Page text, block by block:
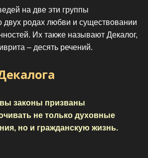
на две эти группы
двух родах любви и существовании
Их также называют Декалог,
– десять речений.
законы призваны
не только духовные
но и гражданскую жизнь.